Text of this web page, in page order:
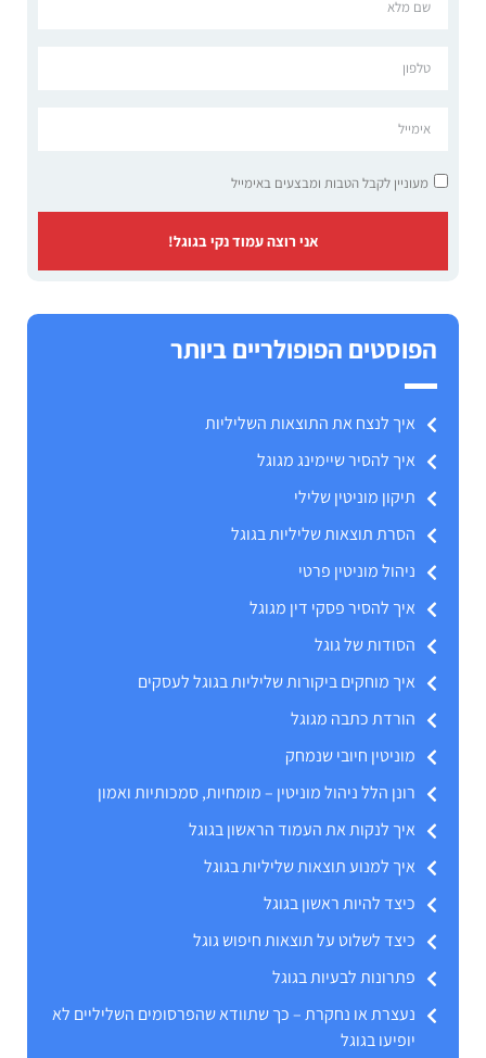
מעוניין לקבל הטבות ומבצעים באימייל
אני רוצה עמוד נקי בגוגל!
הפוסטים הפופולריים ביותר
איך לנצח את התוצאות השליליות
איך להסיר שיימינג מגוגל
תיקון מוניטין שלילי
הסרת תוצאות שליליות בגוגל
ניהול מוניטין פרטי
איך להסיר פסקי דין מגוגל
הסודות של גוגל
איך מוחקים ביקורות שליליות בגוגל לעסקים
הורדת כתבה מגוגל
מוניטין חיובי שנמחק
רונן הלל ניהול מוניטין – מומחיות, סמכותיות ואמון
איך לנקות את העמוד הראשון בגוגל
איך למנוע תוצאות שליליות בגוגל
כיצד להיות ראשון בגוגל
כיצד לשלוט על תוצאות חיפוש גוגל
פתרונות לבעיות בגוגל
נעצרת או נחקרת – כך שתוודא שהפרסומים השליליים לא
יופיעו בגוגל